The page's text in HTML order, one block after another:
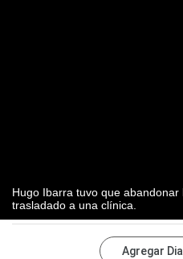
Hugo Ibarra tuvo que
trasladado a una clínica.
Agregar